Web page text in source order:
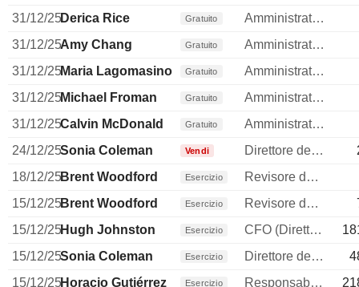
31/12/25Derica Rice Gratuito
Amministratore
31/12/25Amy Chang Gratuito
Amministratore
31/12/25Maria Lagomasino Gratuito
Amministratore
31/12/25Michael Froman Gratuito
Amministratore
31/12/25Calvin McDonald Gratuito
Amministratore
24/12/25Sonia Coleman Vendi Direttore delle risorse umane
18/12/25Brent Woodford Esercizio
Revisore dei conti / collegio sindacale
15/12/25Brent Woodford Esercizio Revisore dei conti / collegio sindacale
15/12/25Hugh Johnston Esercizio CFO (Direttore finanziario)
15/12/25Sonia Coleman Esercizio Direttore delle risorse umane
15/12/25Horacio Gutiérrez Esercizio Responsabile Compliance